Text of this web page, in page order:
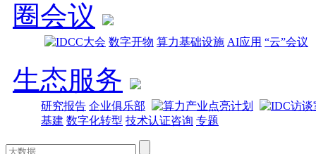
圈会议
数字开物 算力基础设施 AI应用 “云”会议
生态服务
研究报告 企业俱乐部
基建 数字化转型 技术认证咨询 专题